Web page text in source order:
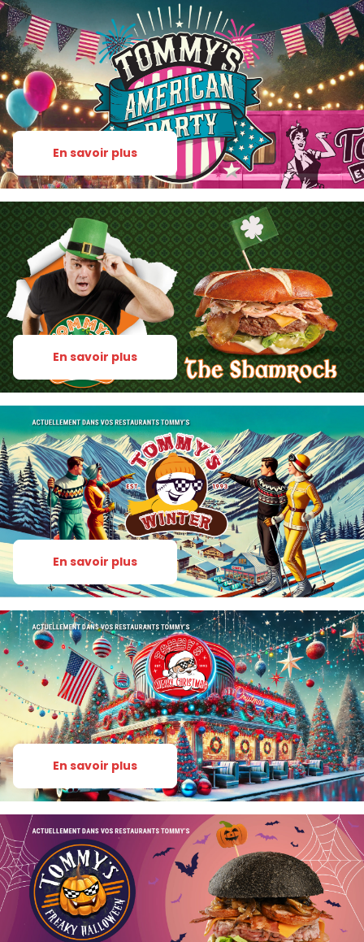
Notre carte
Restaurants
Les kids
Histoire & valeurs
News
Fidelité
Groupes et Entreprises
Devenir franchisé
Nous rejoindre
En savoir plus
En savoir plus
En savoir plus
En savoir plus